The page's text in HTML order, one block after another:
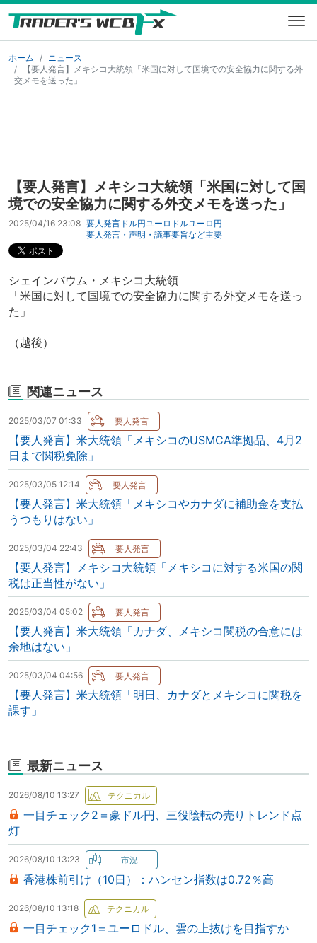
ホーム
ニュース
【要人発言】メキシコ大統領「米国に対して国境での安全協力に関する外
交メモを送った」
【要人発言】メキシコ大統領「米国に対して国
境での安全協力に関する外交メモを送った」
2025/04/16 23:08 要人発言 ドル円ユーロドルユーロ円
要人発言・声明・議事要旨など主要
シェインバウム・メキシコ大統領
「米国に対して国境での安全協力に関する外交メモを送っ
た」
（越後）
関連ニュース
2025/03/07 01:33
【要人発言】米大統領「メキシコのUSMCA準拠品、4月2
日まで関税免除」
2025/03/05 12:14
【要人発言】米大統領「メキシコやカナダに補助金を支払
うつもりはない」
2025/03/04 22:43
【要人発言】メキシコ大統領「メキシコに対する米国の関
税は正当性がない」
2025/03/04 05:02
【要人発言】米大統領「カナダ、メキシコ関税の合意には
余地はない」
2025/03/04 04:56
【要人発言】米大統領「明日、カナダとメキシコに関税を
課す」
最新ニュース
2026/08/10 13:27
一目チェック2＝豪ドル円、三役陰転の売りトレンド点
灯
2026/08/10 13:23
香港株前引け（10日）：ハンセン指数は0.72％高
2026/08/10 13:18
一目チェック1＝ユーロドル、雲の上抜けを目指すか